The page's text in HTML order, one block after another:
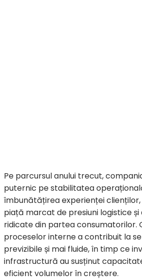
Pe parcursul anului trecut,
puternic pe stabilitatea
îmbunătățirea experienței
piață marcat de presiuni logistice
ridicate din partea consumatorilor.
proceselor interne a contribuit la
previzibile și mai fluide, în timp ce
infrastructură au susținut
eficient volumelor în creștere.